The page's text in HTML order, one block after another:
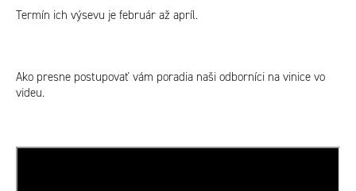
Termín ich výsevu je február až apríl.
Ako presne postupovať vám poradia naši odborníci na vinice vo
videu.